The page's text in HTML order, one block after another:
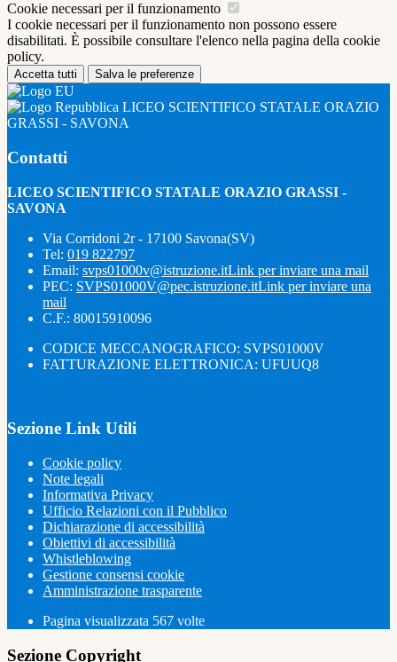
Cookie necessari per il funzionamento
I cookie necessari per il funzionamento non possono essere
disabilitati. È possibile consultare l'elenco nella pagina della cookie
policy.
Accetta tutti Salva le preferenze
LICEO SCIENTIFICO STATALE ORAZIO
GRASSI - SAVONA
Contatti
LICEO SCIENTIFICO STATALE ORAZIO GRASSI -
SAVONA
Via Corridoni 2r - 17100 Savona(SV)
Tel: 019 822797
Email: svps01000v@istruzione.itLink per inviare una mail
PEC: SVPS01000V@pec.istruzione.itLink per inviare una
mail
C.F.: 80015910096
CODICE MECCANOGRAFICO: SVPS01000V
FATTURAZIONE ELETTRONICA: UFUUQ8
Sezione Link Utili
Cookie policy
Note legali
Informativa Privacy
Ufficio Relazioni con il Pubblico
Dichiarazione di accessibilità
Obiettivi di accessibilità
Whistleblowing
Gestione consensi cookie
Amministrazione trasparente
Pagina visualizzata 567 volte
Sezione Copyright